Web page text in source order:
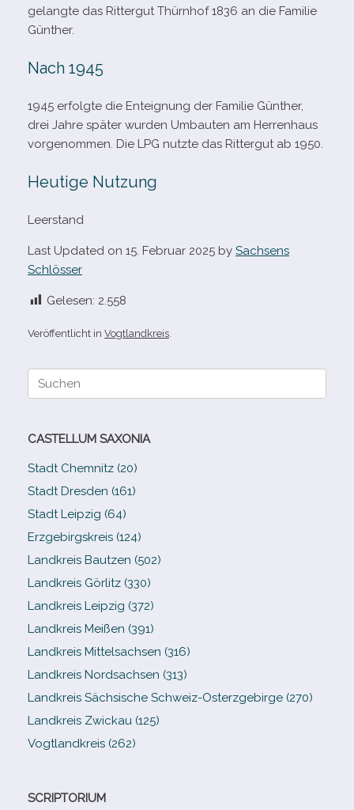
gelangte das Rittergut Thürnhof 1836 an die Familie
Günther.
Nach 1945
1945 erfolgte die Enteignung der Familie Günther,
drei Jahre spä­ter wur­den Umbauten am Herrenhaus
vor­ge­nom­men. Die LPG nutzte das Rittergut ab 1950.
Heutige Nutzung
Leerstand
Last Updated on 15. Februar 2025 by Sachsens
Schlösser
Gelesen: 2.558
Veröffentlicht in Vogtlandkreis
Suche
CASTELLUM SAXONIA
Stadt Chemnitz (20)
Stadt Dresden (161)
Stadt Leipzig (64)
Erzgebirgskreis (124)
Landkreis Bautzen (502)
Landkreis Görlitz (330)
Landkreis Leipzig (372)
Landkreis Meißen (391)
Landkreis Mittelsachsen (316)
Landkreis Nordsachsen (313)
Landkreis Sächsische Schweiz-​Osterzgebirge (270)
Landkreis Zwickau (125)
Vogtlandkreis (262)
SCRIPTORIUM